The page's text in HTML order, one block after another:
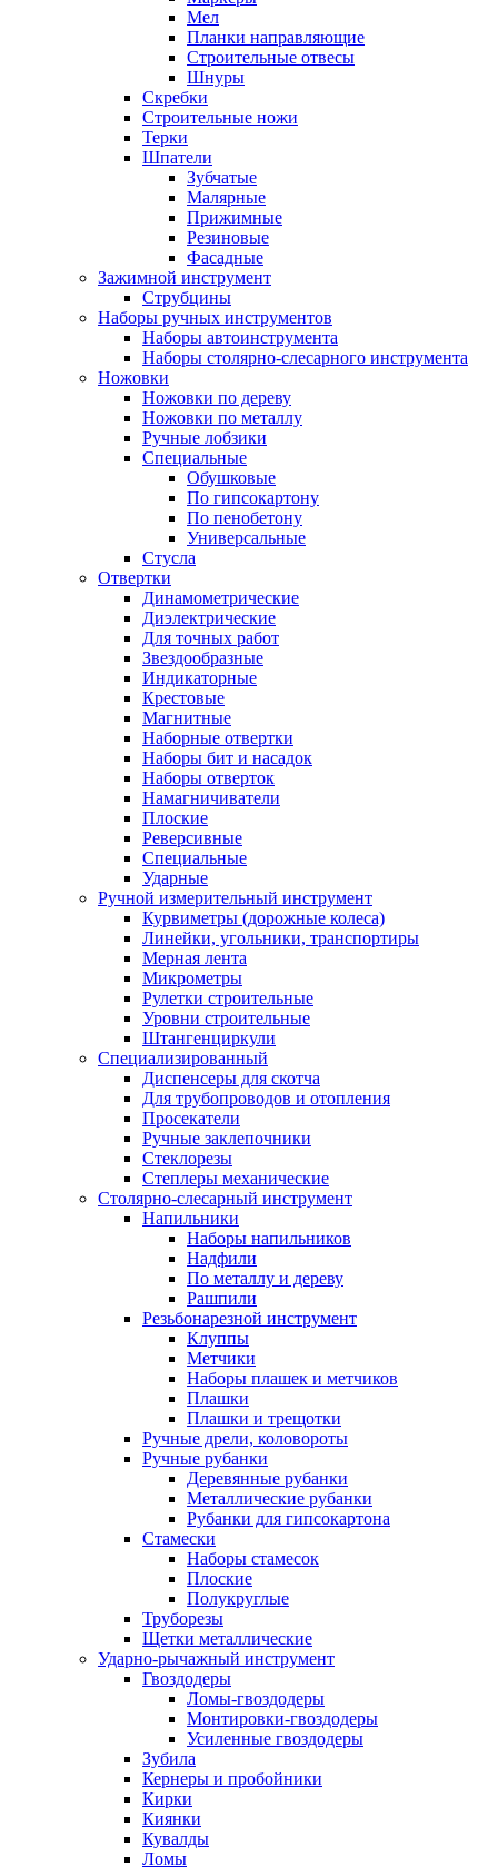
Мел
Планки направляющие
Строительные отвесы
Шнуры
Скребки
Строительные ножи
Терки
Шпатели
Зубчатые
Малярные
Прижимные
Резиновые
Фасадные
Зажимной инструмент
Струбцины
Наборы ручных инструментов
Наборы автоинструмента
Наборы столярно-слесарного инструмента
Ножовки
Ножовки по дереву
Ножовки по металлу
Ручные лобзики
Специальные
Обушковые
По гипсокартону
По пенобетону
Универсальные
Стусла
Отвертки
Динамометрические
Диэлектрические
Для точных работ
Звездообразные
Индикаторные
Крестовые
Магнитные
Наборные отвертки
Наборы бит и насадок
Наборы отверток
Намагничиватели
Плоские
Реверсивные
Специальные
Ударные
Ручной измерительный инструмент
Курвиметры (дорожные колеса)
Линейки, угольники, транспортиры
Мерная лента
Микрометры
Рулетки строительные
Уровни строительные
Штангенциркули
Специализированный
Диспенсеры для скотча
Для трубопроводов и отопления
Просекатели
Ручные заклепочники
Стеклорезы
Степлеры механические
Столярно-слесарный инструмент
Напильники
Наборы напильников
Надфили
По металлу и дереву
Рашпили
Резьбонарезной инструмент
Клуппы
Метчики
Наборы плашек и метчиков
Плашки
Плашки и трещотки
Ручные дрели, коловороты
Ручные рубанки
Деревянные рубанки
Металлические рубанки
Рубанки для гипсокартона
Стамески
Наборы стамесок
Плоские
Полукруглые
Труборезы
Щетки металлические
Ударно-рычажный инструмент
Гвоздодеры
Ломы-гвоздодеры
Монтировки-гвоздодеры
Усиленные гвоздодеры
Зубила
Кернеры и пробойники
Кирки
Киянки
Кувалды
Ломы